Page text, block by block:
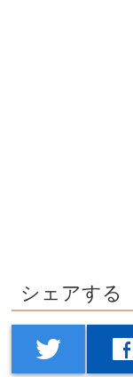
シェアする
twitter facebook